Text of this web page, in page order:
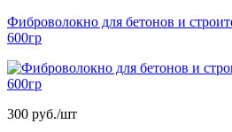
Фиброволокно для бетонов и
600гр
300 руб./шт